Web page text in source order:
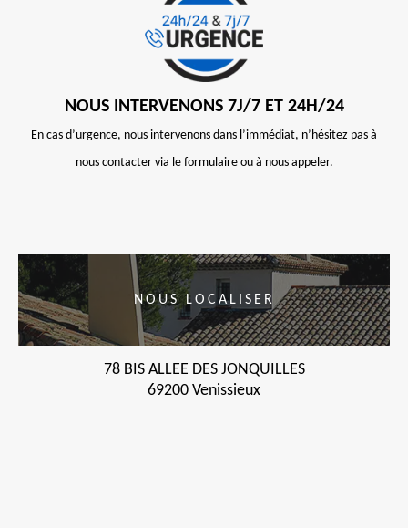
NOUS INTERVENONS 7J/7 ET 24H/24
En cas d’urgence, nous intervenons dans l’immédiat, n’hésitez pas à
nous contacter via le formulaire ou à nous appeler.
NOUS LOCALISER
78 BIS ALLEE DES JONQUILLES
69200 Venissieux